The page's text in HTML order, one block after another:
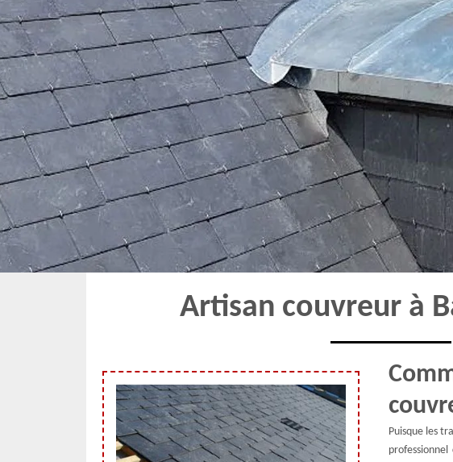
Artisan couvreur à
Puisque les